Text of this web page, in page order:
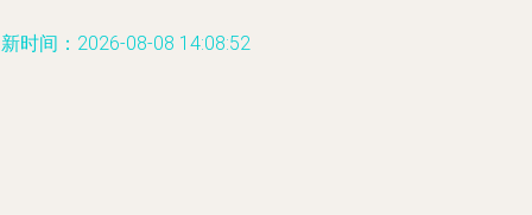
时间：2026-08-08 14:08:52